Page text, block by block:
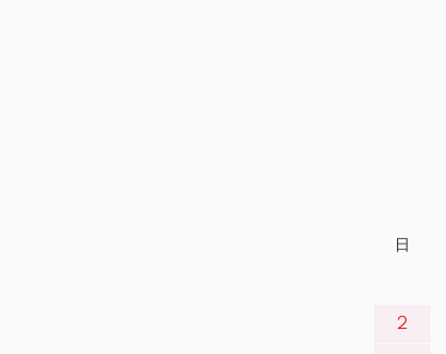
日
2